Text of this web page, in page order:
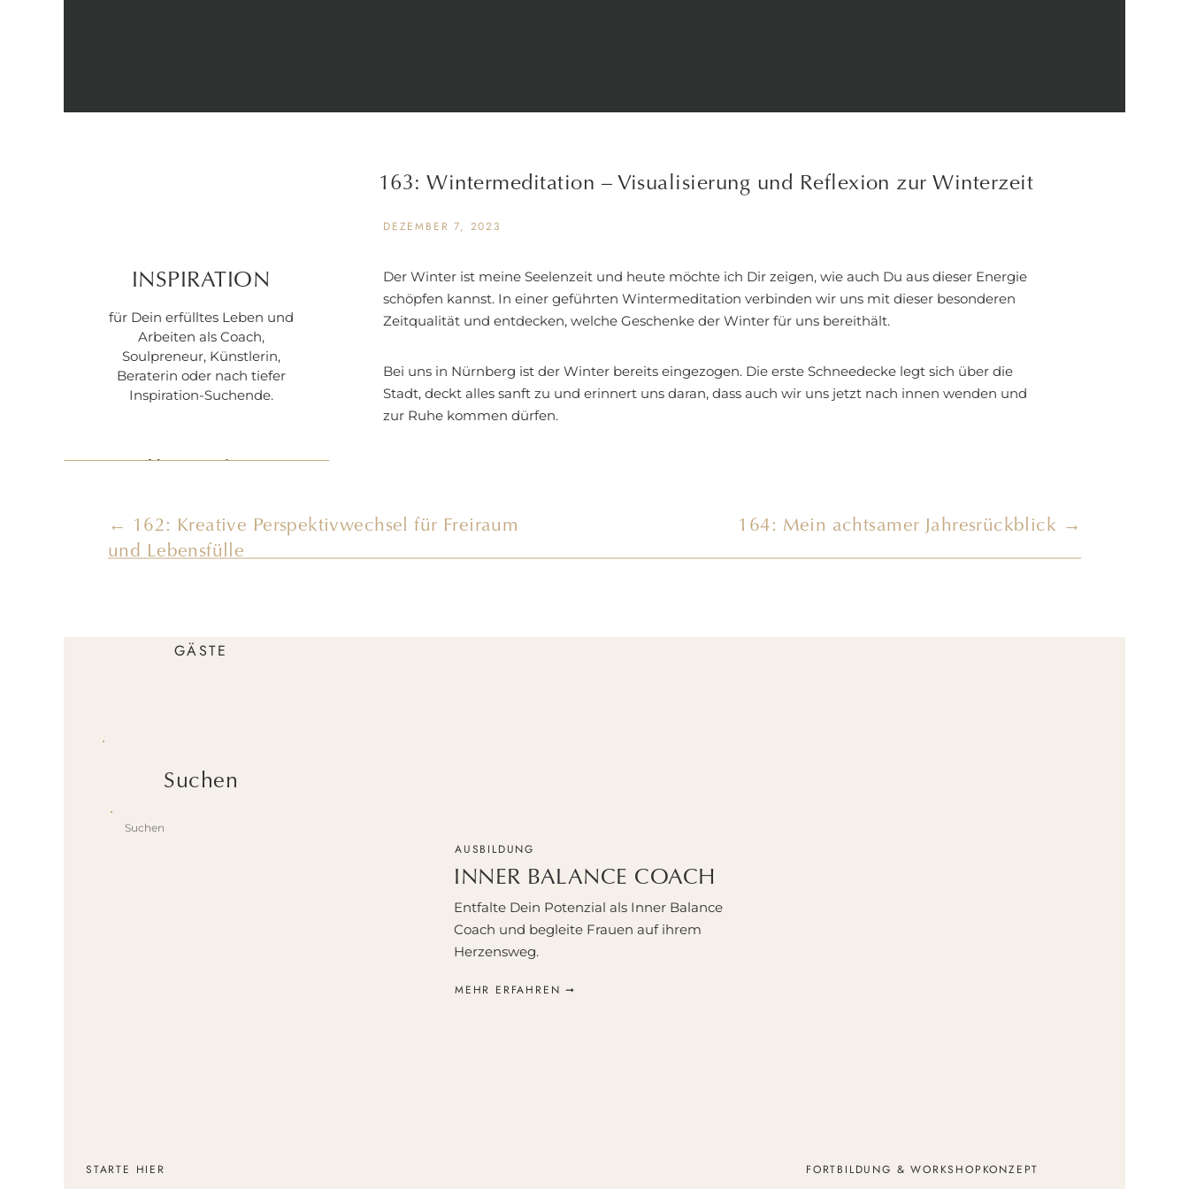
Search
Suchen
GÄSTE
BUSINESS
INSPIRATION
für Dein erfülltes Leben und
Arbeiten als Coach,
Soulpreneur, Künstlerin,
Beraterin oder nach tiefer
Inspiration-Suchende.
163: Wintermeditation – Visualisierung und Reflexion zur Winterzeit
Der Winter ist meine Seelenzeit und heute möchte ich Dir zeigen, wie auch Du aus dieser Energie
schöpfen kannst. In einer geführten Wintermeditation verbinden wir uns mit dieser besonderen
Zeitqualität und entdecken, welche Geschenke der Winter für uns bereithält.
Bei uns in Nürnberg ist der Winter bereits eingezogen. Die erste Schneedecke legt sich über die
Stadt, deckt alles sanft zu und erinnert uns daran, dass auch wir uns jetzt nach innen wenden und
zur Ruhe kommen dürfen.
Umso wichtiger ist es, dass wir im hektischen Alltag immer mal wieder bewusst innehalten und mit
uns selbst verbinden, und sei es nur für ein paar Minuten.
Deshalb möchte ich Dich in dieser Podcastfolge zu einer Wintermeditation einladen und mit dir
gemeinsam Raum zum Loslassen und Erneuern schaffen.
Lass uns zusammen die kostbaren Geschenke dieser Zeit annehmen und mit der Kraft verbinden,
DEZEMBER 7, 2023
164: Mein achtsamer Jahresrückblick →
← 162: Kreative Perspektivwechsel für Freiraum
und Lebensfülle
STARTE HIER FORTBILDUNG & WORKSHOPKONZEPT
AUSBILDUNG
Entfalte Dein Potenzial als Inner Balance
Coach und begleite Frauen auf ihrem
Herzensweg.
INNER BALANCE COACH
MEHR ERFAHREN ➞